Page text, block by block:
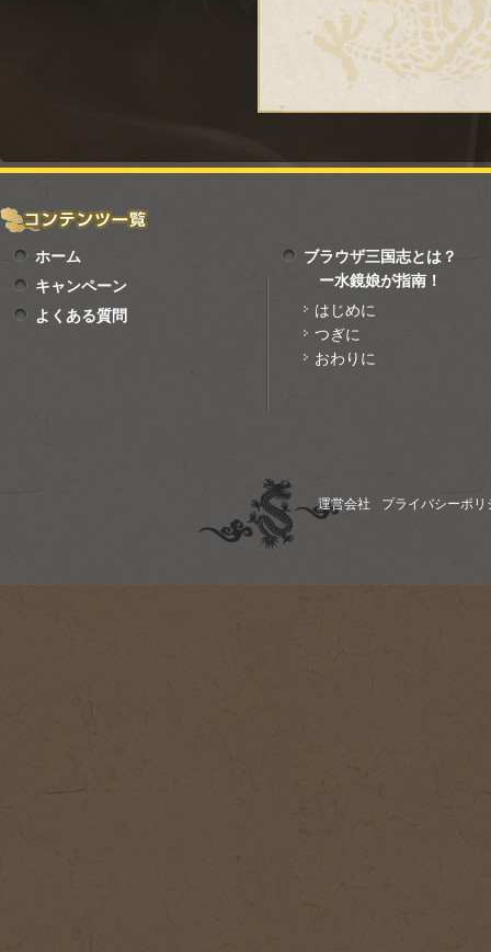
ホーム
キャンペーン
よくある質問
ブラウザ三国志とは？
ー水鏡娘が指南！
はじめに
つぎに
おわりに
運営会社 プライバシーポリ